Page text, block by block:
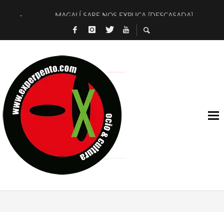
MAGALÍ SARE NOS EXPLICA [DESCASADA]
«NO TENGO PUTOS SUEÑOS»
[LA BOLA NEGRA] DE JAVIER CALVO Y JAVIER AMBROSSI
OSLO OVNIES LLEGAN CORRIENDO A ARANDA
FÉLIX CALVO NOS PRESENTA [LAS PALMERAS] (NOVELA
[EL SER QUERIDO] DE RODRIGO SOROGOYEN
ENTREVISTA A IVÁN HUMANES POR [EL LIBRO ROJO]
ARRABAL, ARRABAL, ARRABAL, ARRABEAUX